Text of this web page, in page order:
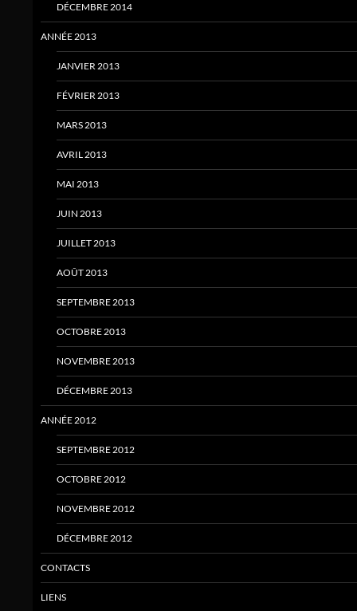
DÉCEMBRE 2014
ANNÉE 2013
JANVIER 2013
FÉVRIER 2013
MARS 2013
AVRIL 2013
MAI 2013
JUIN 2013
JUILLET 2013
AOÛT 2013
SEPTEMBRE 2013
OCTOBRE 2013
NOVEMBRE 2013
DÉCEMBRE 2013
ANNÉE 2012
SEPTEMBRE 2012
OCTOBRE 2012
NOVEMBRE 2012
DÉCEMBRE 2012
CONTACTS
LIENS